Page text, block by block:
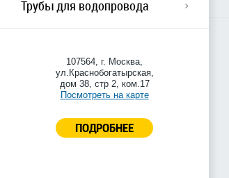
Трубы для водопровода
107564, г. Москва,
ул.Краснобогатырская,
дом 38, стр 2, ком.17
Посмотреть на карте
ПОДРОБНЕЕ